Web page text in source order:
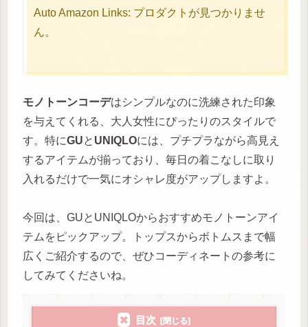
Auto Amazon Links: プロダクトが見つかりませ
ん。
モノトーンコーデはシンプルなのに洗練された印象
を与えてくれる、大人女性にぴったりのスタイルで
す。特にGUと UNIQLOには、プチプラながら高見え
するアイテムが揃っており、毎日の着こなしに取り
入れるだけで一気にオシャレ度がアップしますよ。
今回は、GUとUNIQLOからおすすめモノトーンアイ
テムをピックアップ。トップスからボトムスまで幅
広くご紹介するので、ぜひコーディネートの参考に
してみてくださいね。
目次